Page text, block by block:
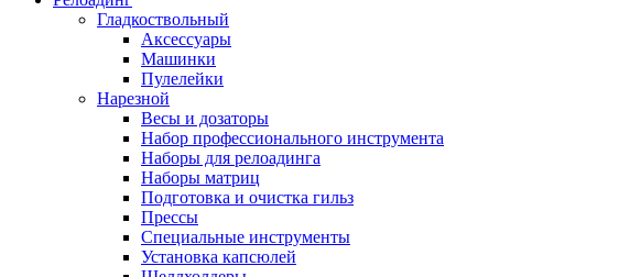
Гладкоствольный
Аксессуары
Машинки
Пулелейки
Нарезной
Весы и дозаторы
Набор профессионального инструмента
Наборы для релоадинга
Наборы матриц
Подготовка и очистка гильз
Прессы
Специальные инструменты
Установка капсюлей